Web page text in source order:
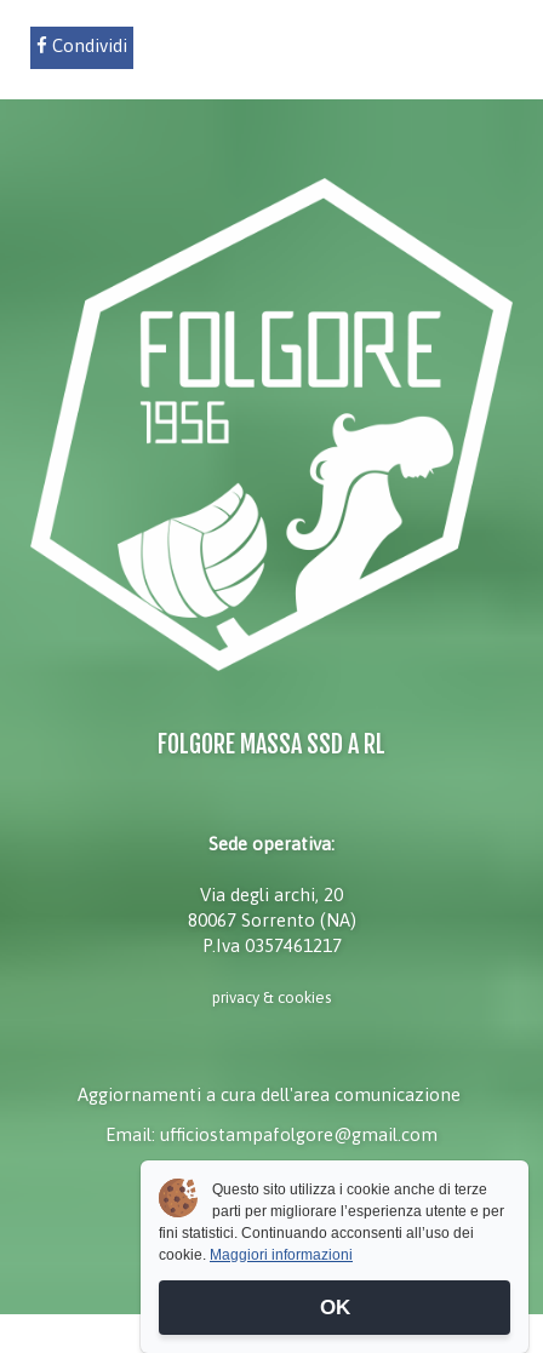
Condividi
FOLGORE MASSA SSD A RL
Sede operativa:
Via degli archi, 20
80067 Sorrento (NA)
P.Iva 0357461217
privacy & cookies
Aggiornamenti a cura dell'area comunicazione
Email: ufficiostampafolgore@gmail.com
Questo sito utilizza i cookie anche di terze
parti per migliorare l’esperienza utente e per
fini statistici. Continuando acconsenti all’uso dei
cookie. Maggiori informazioni
OK